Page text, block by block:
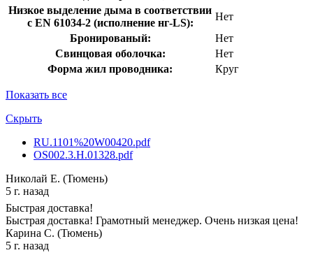
Низкое выделение дыма в соответствии
с EN 61034-2 (исполнение нг-LS):
Нет
Бронированый:
Нет
Свинцовая оболочка:
Нет
Форма жил проводника:
Круг
Показать все
Скрыть
RU.1101%20W00420.pdf
OS002.3.Н.01328.pdf
Николай Е. (Тюмень)
5 г. назад
Быстрая доставка!
Быстрая доставка! Грамотный менеджер. Очень низкая цена!
Карина С. (Тюмень)
5 г. назад